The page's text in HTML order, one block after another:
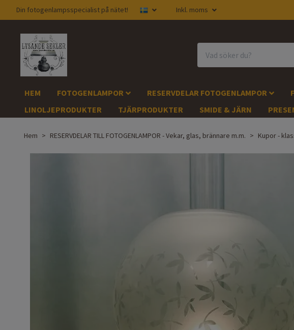
Din fotogenlampsspecialist på nätet! Inkl. moms
HEM FOTOGENLAMPOR RESERVDELAR FOTOGENLAMPOR
LINOLJEPRODUKTER
TJÄRPRODUKTER SMIDE & JÄRN
Hem RESERVDELAR TILL FOTOGENLAMPOR - Vekar, glas, brännare m.m. Kupor -